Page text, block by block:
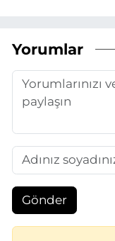
Yorumlar
Gönder